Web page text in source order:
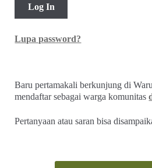
Lupa password?
Baru pertamakali berkunjung di
mendaftar sebagai warga komunitas
Pertanyaan atau saran bisa